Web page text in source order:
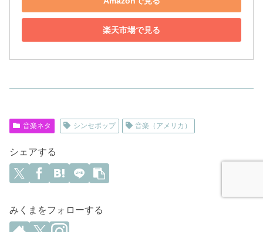
楽天市場で見る
音楽ネタ シンセポップ 音楽（アメリカ）
シェアする
みくまをフォローする